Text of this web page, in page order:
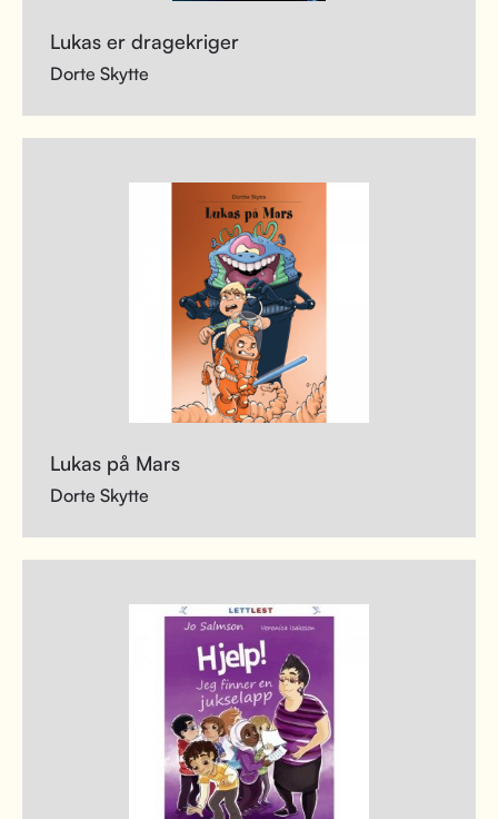
Lukas er dragekriger
Dorte Skytte
Lukas på Mars
Dorte Skytte